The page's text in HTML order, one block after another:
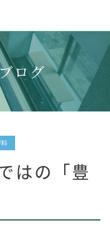
ログ
科
はの「豊